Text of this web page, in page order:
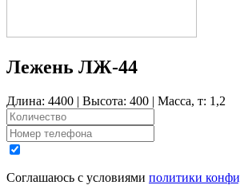
Лежень ЛЖ-44
Длина: 4400 | Высота: 400 | Масса, т: 1,2
Соглашаюсь с условиями политики